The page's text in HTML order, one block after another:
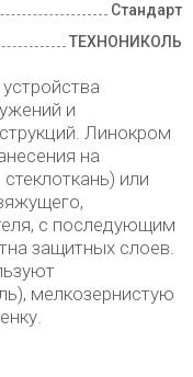
Стандарт
ТЕХНОНИКОЛЬ
и
Линокром
на
или
с последующим
защитных слоев.
мелкозернистую